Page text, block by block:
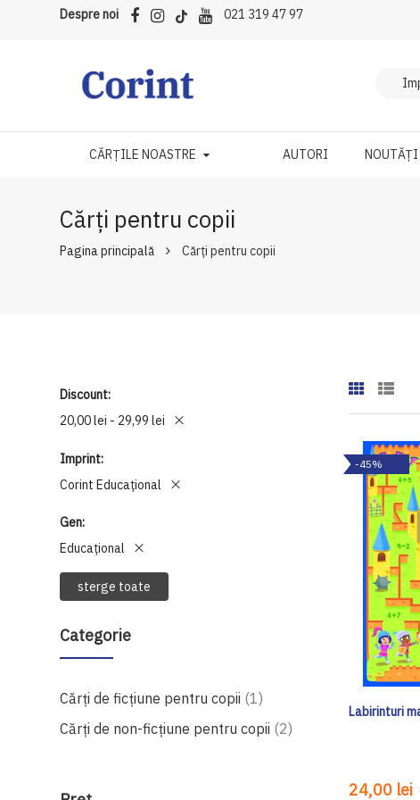
Despre noi 021 319 47 97
CĂRȚILE NOASTRE AUTORI NOUTĂȚI
Cărți pentru copii
Pagina principală Cărți pentru copii
Discount
20,00 lei - 29,99 lei
Imprint
Corint Educaţional
Gen
Educațional
sterge toate
Categorie
Cărți de ficțiune pentru copii 1produs
Cărți de non-ficțiune pentru copii 2produse
-45%
Labirinturi
24,00 lei